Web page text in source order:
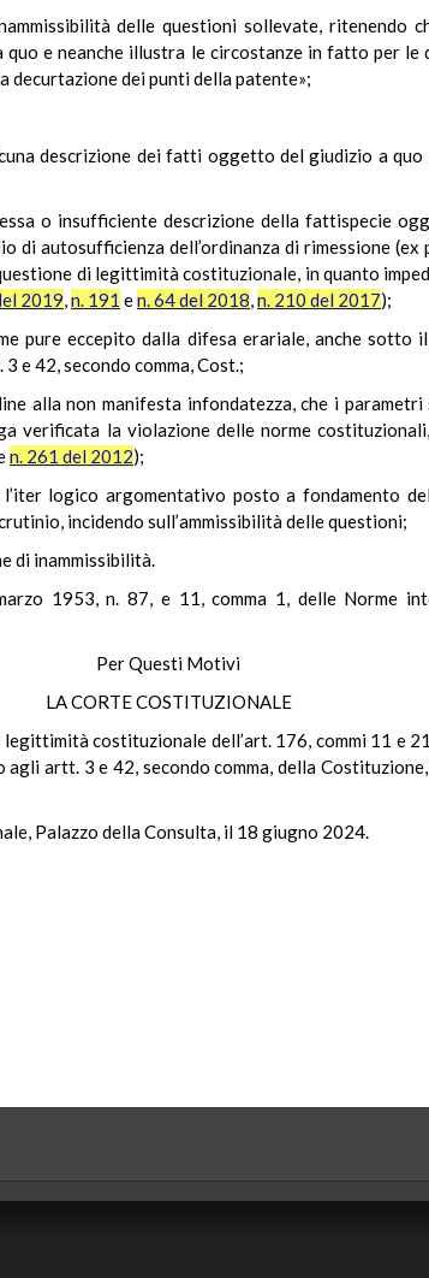
delle questioni sollevate, ritenendo
e neanche illustra le circostanze in fatto per le
decurtazione dei punti della patente»;
descrizione dei fatti oggetto del giudizio a
o insufficiente descrizione della fattispecie
autosufficienza dell’ordinanza di rimessione (ex
di legittimità costituzionale, in quanto
2019,n. 191 en. 64 del 2018,n. 210 del 2017);
pure eccepito dalla difesa erariale, anche
e 42, secondo comma, Cost.;
alla non manifesta infondatezza, che i
verificata la violazione delle norme
n. 261 del 2012);
logico argomentativo posto a fondamento
incidendo sull’ammissibilità delle questioni;
di inammissibilità.
1953, n. 87, e 11, comma 1, delle Norme
Per Questi Motivi
LA CORTE COSTITUZIONALE
costituzionale dell’art. 176, commi 11 e
artt. 3 e 42, secondo comma, della
Palazzo della Consulta, il 18 giugno 2024.